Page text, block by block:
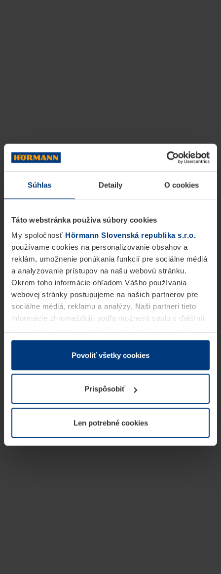
Súhlas Detaily O cookies
Táto webstránka používa súbory cookies
My spoločnosť Hörmann Slovenská republika s.r.o.
používame cookies na personalizovanie obsahov a
reklám, umožnenie ponúkania funkcií pre sociálne médiá
a analyzovanie prístupov na našu webovú stránku.
Okrem toho informácie ohľadom Vášho používania
webovej stránky postupujeme na našich partnerov pre
sociálne médiá, reklamu a analýzy. Naši partneri tieto
informácie zhromažďujú podľa možnosti spolu s ďalšími
v rámci Vášho využívania služieb.
Z právneho hľadiska môžeme cookies ukladať na Vašom
prevádzku tejto stránky. Pre všetky ostatné typy cookie
potrebujeme Vaše povolenie. Vaše povolenie môžete
kedykoľvek zmeniť alebo odvolať vo vysvetlení cookie
našej webovej stránky.
Povoliť všetky cookies
Prispôsobiť
Len potrebné cookies